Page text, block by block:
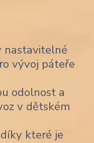
nastavitelné
vývoj páteře
odolnost a
v dětském
které je